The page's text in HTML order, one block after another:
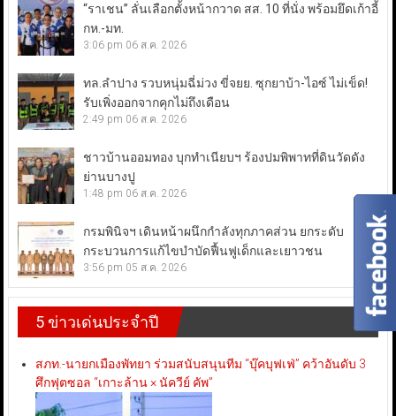
“ราเชน” ลั่นเลือกตั้งหน้ากวาด สส. 10 ที่นั่ง พร้อมยึดเก้าอี้
กห.-มท.
3:06 pm 06 ส.ค. 2026
ทล.ลำปาง รวบหนุ่มฉี่ม่วง ขี่จยย. ซุกยาบ้า-ไอซ์ ไม่เข็ด!
รับเพิ่งออกจากคุกไม่ถึงเดือน
2:49 pm 06 ส.ค. 2026
ชาวบ้านออมทอง บุกทำเนียบฯ ร้องปมพิพาทที่ดินวัดดัง
ย่านบางปู
1:48 pm 06 ส.ค. 2026
กรมพินิจฯ เดินหน้าผนึกกำลังทุกภาคส่วน ยกระดับ
กระบวนการแก้ไขบำบัดฟื้นฟูเด็กและเยาวชน
3:56 pm 05 ส.ค. 2026
5 ข่าวเด่นประจำปี
สภท.-นายกเมืองพัทยา ร่วมสนับสนุนทีม “บุ๊คบุฟเฟ่” คว้าอันดับ 3
ศึกฟุตซอล “เกาะล้าน × นัควีย์ คัพ”